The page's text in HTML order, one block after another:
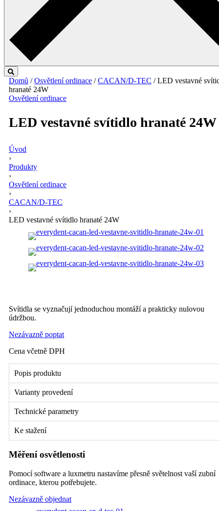
Domů /Osvětlení ordinace /CACAN/D-TEC / LED vestavné
hranaté 24W
Osvětlení ordinace
LED vestavné svítidlo hranaté 24W
Úvod
›
Produkty
›
Osvětlení ordinace
›
CACAN/D-TEC
›
LED vestavné svítidlo hranaté 24W
Svítidla se vyznačují jednoduchou montáží a prakticky nulovou
údržbou.
Nezávazně poptat
Cena včetně DPH
Popis produktu
Varianty provedení
Technické parametry
Ke stažení
Měření osvětlenosti
Pomocí software a luxmetru nastavíme přesně světelnost vaší zubní
ordinace, kterou potřebujete.
Nezávazně objednat